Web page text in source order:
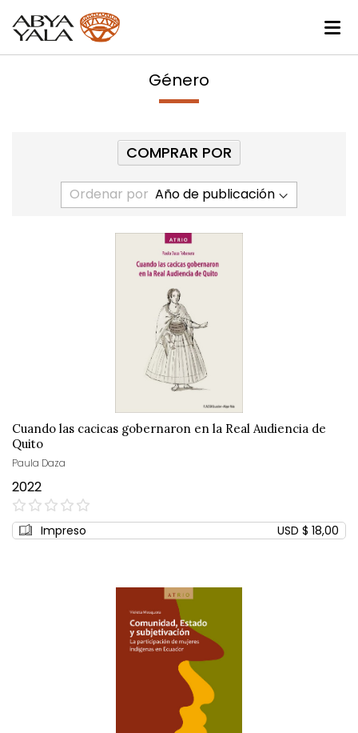
Género
Ordenar por
Cuando las cacicas gobernaron en la Real Audiencia de
Quito
Paula Daza
2022
0%
Impreso USD $ 18,00
COMPRAR POR